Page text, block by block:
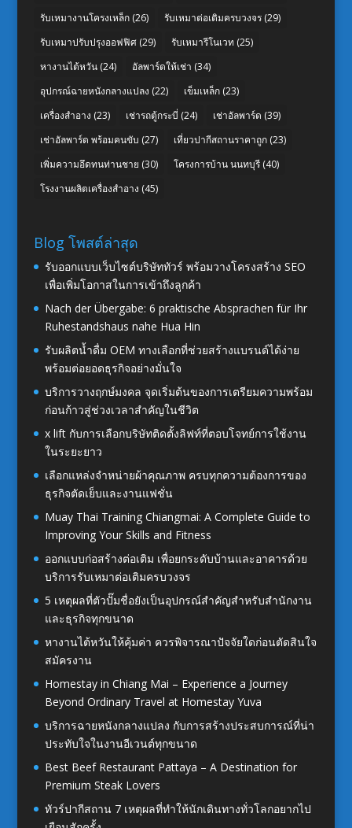
รับเหมางานโครงเหล็ก(26) รับเหมาต่อเติมครบวงจร(29)
รับเหมาปรับปรุงออฟฟิศ(29) รับเหมารีโนเวท (25)
หางานไต้หวัน(24) อัลพาร์ดให้เช่า (34)
อุปกรณ์ฉายหนังกลางแปลง (22) เข็มเหล็ก(23)
เครื่องสำอาง (23) เช่ารถตู้กระบี่ (24) เช่าอัลพาร์ด (39)
เช่าอัลพาร์ด พร้อมคนขับ (27) เที่ยวปากีสถานราคาถูก(23)
เพิ่มความอึดทนท่านชาย (30) โครงการบ้าน นนทบุรี(40)
โรงงานผลิตเครื่องสำอาง (45)
Blog โพสต์ล่าสุด
รับออกแบบเว็บไซต์บริษัททัวร์ พร้อมวางโครงสร้าง SEO
เพื่อเพิ่มโอกาสในการเข้าถึงลูกค้า
Nach der Übergabe: 6 praktische Absprachen für Ihr
Ruhestandshaus nahe Hua Hin
รับผลิตน้ำดื่ม OEM ทางเลือกที่ช่วยสร้างแบรนด์ได้ง่าย
พร้อมต่อยอดธุรกิจอย่างมั่นใจ
บริการวางฤกษ์มงคล จุดเริ่มต้นของการเตรียมความพร้อม
ก่อนก้าวสู่ช่วงเวลาสำคัญในชีวิต
x lift กับการเลือกบริษัทติดตั้งลิฟท์ที่ตอบโจทย์การใช้งาน
ในระยะยาว
เลือกแหล่งจำหน่ายผ้าคุณภาพ ครบทุกความต้องการของ
ธุรกิจตัดเย็บและงานแฟชั่น
Muay Thai Training Chiangmai: A Complete Guide to
Improving Your Skills and Fitness
ออกแบบก่อสร้างต่อเติม เพื่อยกระดับบ้านและอาคารด้วย
บริการรับเหมาต่อเติมครบวงจร
5 เหตุผลที่ตัวปั๊มชื่อยังเป็นอุปกรณ์สำคัญสำหรับสำนักงาน
และธุรกิจทุกขนาด
หางานไต้หวันให้คุ้มค่า ควรพิจารณาปัจจัยใดก่อนตัดสินใจ
สมัครงาน
Homestay in Chiang Mai – Experience a Journey
Beyond Ordinary Travel at Homestay Yuva
บริการฉายหนังกลางแปลง กับการสร้างประสบการณ์ที่น่า
ประทับใจในงานอีเวนต์ทุกขนาด
Best Beef Restaurant Pattaya – A Destination for
Premium Steak Lovers
ทัวร์ปากีสถาน 7 เหตุผลที่ทำให้นักเดินทางทั่วโลกอยากไป